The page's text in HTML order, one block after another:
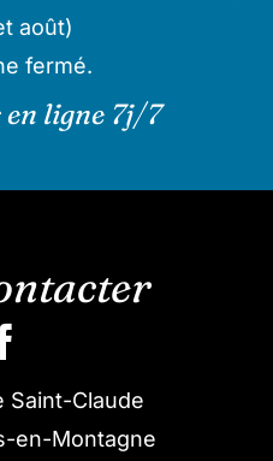
août)
fermé.
en ligne 7j/7
Saint-Claude
en-Montagne